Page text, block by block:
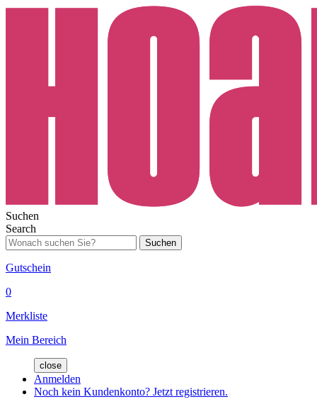
Suchen
Search
Suchen
Gutschein
0
Merkliste
Mein Bereich
close
Anmelden
Noch kein Kundenkonto? Jetzt registrieren.